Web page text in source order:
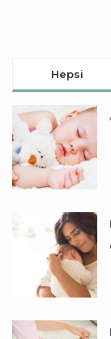
Hepsi